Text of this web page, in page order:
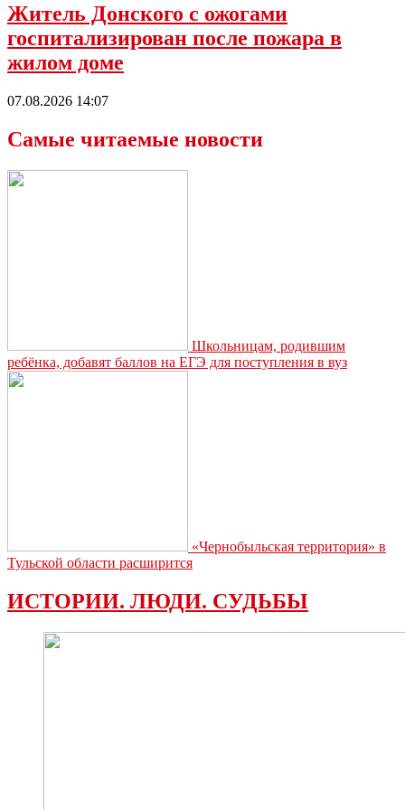
Житель Донского с ожогами
госпитализирован после пожара в
жилом доме
07.08.2026 14:07
Самые читаемые новости
Школьницам, родившим
ребёнка, добавят баллов на ЕГЭ для поступления в вуз
«Чернобыльская территория» в
Тульской области расширится
ИСТОРИИ. ЛЮДИ. СУДЬБЫ